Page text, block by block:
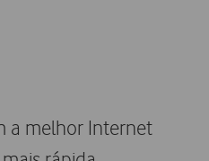
a melhor Internet